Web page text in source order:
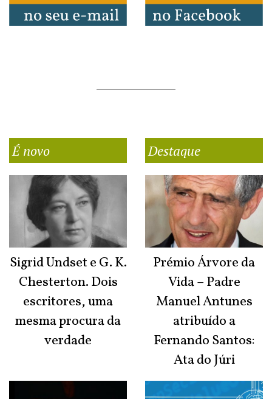
É novo
Sigrid Undset e G. K.
Chesterton. Dois
escritores, uma
mesma procura da
verdade
Destaque
Prémio Árvore da
Vida – Padre
Manuel Antunes
atribuído a
Fernando Santos:
Ata do Júri